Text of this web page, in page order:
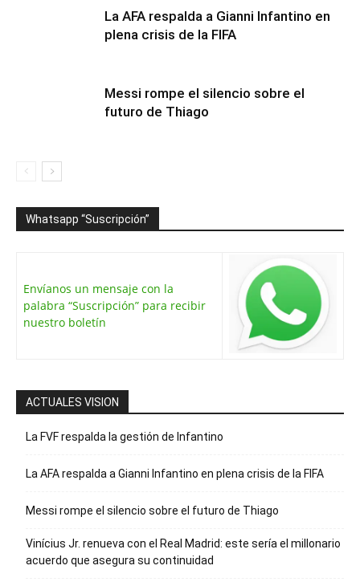
La AFA respalda a Gianni Infantino en
plena crisis de la FIFA
Messi rompe el silencio sobre el
futuro de Thiago
Whatsapp “Suscripción”
Envíanos un mensaje con la
palabra “Suscripción” para recibir
nuestro boletín
ACTUALES VISION
La FVF respalda la gestión de Infantino
La AFA respalda a Gianni Infantino en plena crisis de la FIFA
Messi rompe el silencio sobre el futuro de Thiago
Vinícius Jr. renueva con el Real Madrid: este sería el millonario
acuerdo que asegura su continuidad